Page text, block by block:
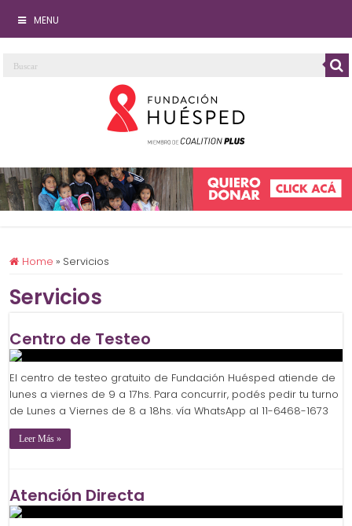
MENU
Home » Servicios
Servicios
Centro de Testeo
El centro de testeo gratuito de Fundación Huésped atiende de
lunes a viernes de 9 a 17hs. Para concurrir, podés pedir tu turno
de Lunes a Viernes de 8 a 18hs. vía WhatsApp al 11-6468-1673
Leer Más »
Atención Directa